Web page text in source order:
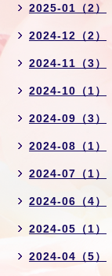
2025-01（2）
2024-12（2）
2024-11（3）
2024-10（1）
2024-09（3）
2024-08（1）
2024-07（1）
2024-06（4）
2024-05（1）
2024-04（5）